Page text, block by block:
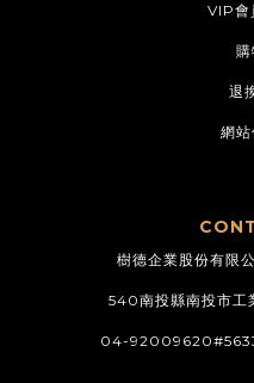
VIP會
購
退
網站
樹德企業股份有限
540南投縣南投市工
04-